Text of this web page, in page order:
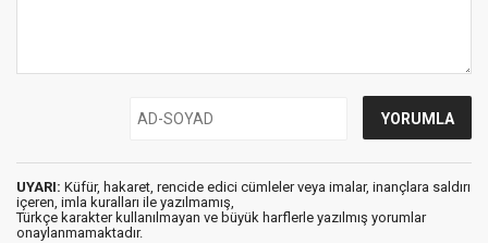
UYARI: Küfür, hakaret, rencide edici cümleler veya imalar, inançlara saldırı
içeren, imla kuralları ile yazılmamış,
Türkçe karakter kullanılmayan ve büyük harflerle yazılmış yorumlar
onaylanmamaktadır.